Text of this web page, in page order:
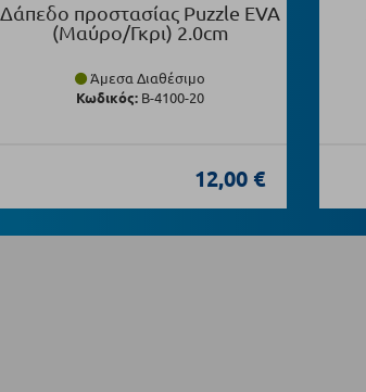
Δάπεδο προστασίας Puzzle EVA
(Μαύρο/Γκρι) 2.0cm
Άμεσα Διαθέσιμο
Κωδικός: Β-4100-20
12,00 €